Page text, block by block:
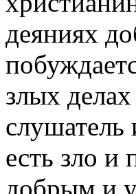
деяниях
злых
слушатель
есть зло и
добрым и